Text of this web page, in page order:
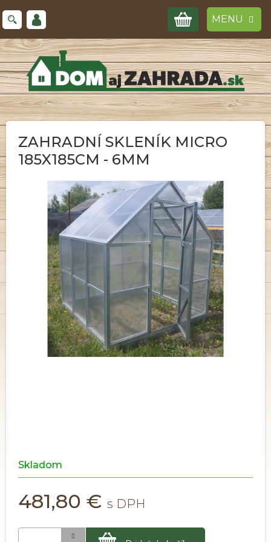
na
obsah
NÁKUPNÝ
ZAHRADNÍ SKLENÍK MICRO
185X185CM - 6MM
Skladom
481,80 €